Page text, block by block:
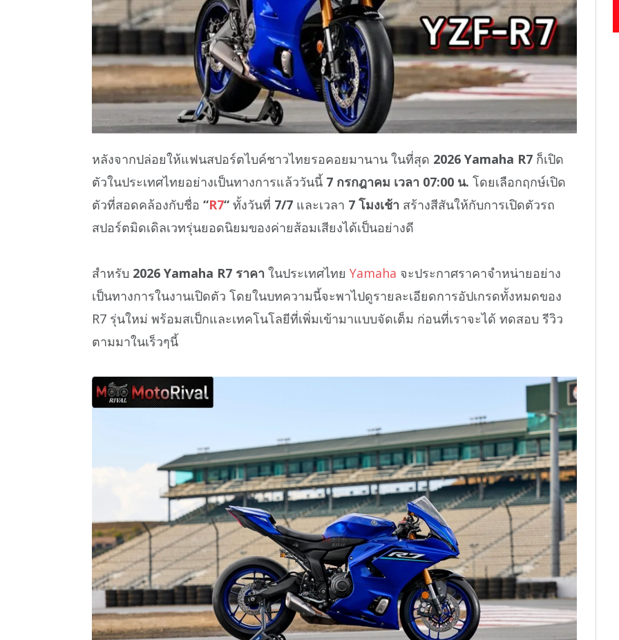
หลังจากปล่อยให้แฟนสปอร์ตไบค์ชาวไทยรอคอยมานาน ในที่สุด 2026 Yamaha R7 ก็เปิด
ตัวในประเทศไทยอย่างเป็นทางการแล้ววันนี้ 7 กรกฎาคม เวลา 07:00 น. โดยเลือกฤกษ์เปิด
ตัวที่สอดคล้องกับชื่อ “R7“ ทั้งวันที่ 7/7 และเวลา 7 โมงเช้า สร้างสีสันให้กับการเปิดตัวรถ
สปอร์ตมิดเดิลเวทรุ่นยอดนิยมของค่ายส้อมเสียงได้เป็นอย่างดี
สำหรับ 2026 Yamaha R7 ราคา ในประเทศไทย Yamaha จะประกาศราคาจำหน่ายอย่าง
เป็นทางการในงานเปิดตัว โดยในบทความนี้จะพาไปดูรายละเอียดการอัปเกรดทั้งหมดของ
R7 รุ่นใหม่ พร้อมสเป็กและเทคโนโลยีที่เพิ่มเข้ามาแบบจัดเต็ม ก่อนที่เราจะได้ ทดสอบ รีวิว
ตามมาในเร็วๆนี้